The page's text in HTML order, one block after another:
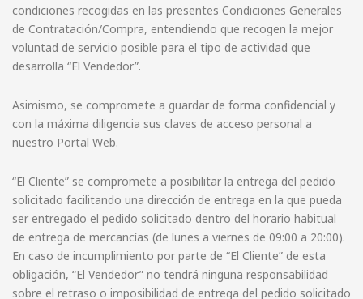
condiciones recogidas en las presentes Condiciones Generales
de Contratación/Compra, entendiendo que recogen la mejor
voluntad de servicio posible para el tipo de actividad que
desarrolla “El Vendedor”.
Asimismo, se compromete a guardar de forma confidencial y
con la máxima diligencia sus claves de acceso personal a
nuestro Portal Web.
“El Cliente” se compromete a posibilitar la entrega del pedido
solicitado facilitando una dirección de entrega en la que pueda
ser entregado el pedido solicitado dentro del horario habitual
de entrega de mercancías (de lunes a viernes de 09:00 a 20:00).
En caso de incumplimiento por parte de “El Cliente” de esta
obligación, “El Vendedor” no tendrá ninguna responsabilidad
sobre el retraso o imposibilidad de entrega del pedido solicitado